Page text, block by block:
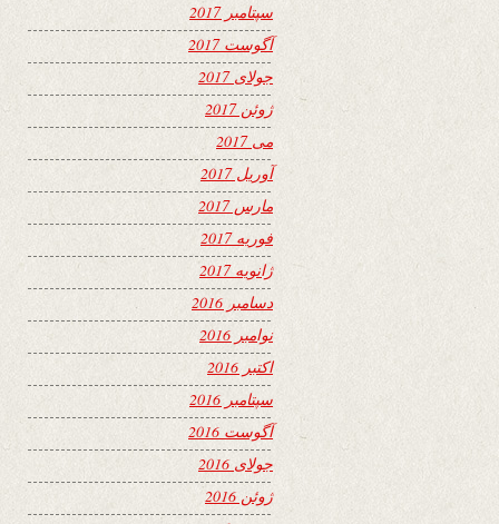
سپتامبر 2017
آگوست 2017
جولای 2017
ژوئن 2017
می 2017
آوریل 2017
مارس 2017
فوریه 2017
ژانویه 2017
دسامبر 2016
نوامبر 2016
اکتبر 2016
سپتامبر 2016
آگوست 2016
جولای 2016
ژوئن 2016